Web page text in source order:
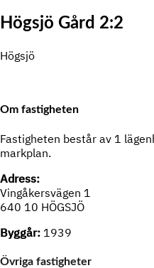
Högsjö Gård 2:2
Högsjö
Om fastigheten
Fastigheten består av 1
markplan.
Adress:
Vingåkersvägen 1
640 10 HÖGSJÖ
Byggår: 1939
Övriga fastigheter